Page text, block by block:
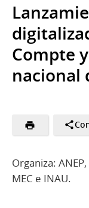
Compte
nacional
Organiza:
MEC e INAU.